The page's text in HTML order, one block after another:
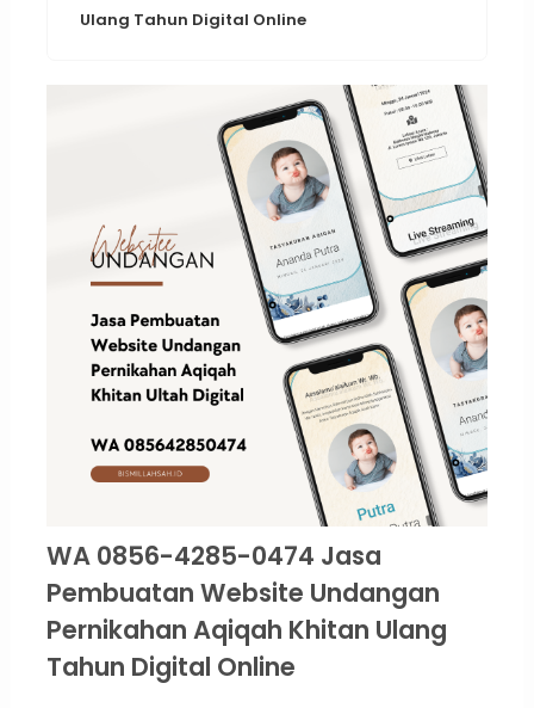
Ulang Tahun Digital Online
WA 0856-4285-0474 Jasa
Pembuatan Website Undangan
Pernikahan Aqiqah Khitan Ulang
Tahun Digital Online